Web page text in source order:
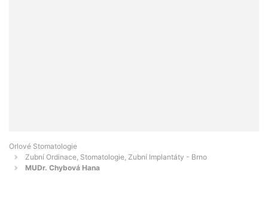
Orlové Stomatologie
Zubní Ordinace, Stomatologie, Zubní Implantáty - Brno
MUDr. Chybová Hana